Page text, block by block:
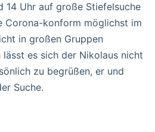
14 Uhr auf große Stiefelsuche
Corona-konform möglichst im
in großen Gruppen
es sich der Nikolaus nicht
zu begrüßen, er und
Suche.